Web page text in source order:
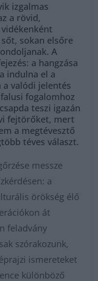
izgalmas
a rövid,
sokan elsőre
A
a hangzása
indulna el a
valódi jelentés
fogalomhoz
teszi igazán
fejtörőket, mert
a megtévesztő
téves választ.
messze
a
örökség élő
át
feladvány
szórakozunk,
ismereteket
különböző